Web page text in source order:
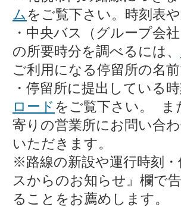
ムをご覧下さい。時刻表
・中央バス（グループ会
の所要時分を調べるには、
ご利用になる停留所の名
・停留所に提出している
ロード をご覧下さい。 ま
寄りの営業所にお問い合
いただきます。
※路線の新設や運行時刻・
スからのお知らせ』欄で
ることをお薦めします。